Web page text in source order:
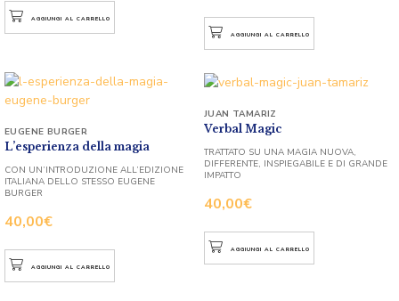
AGGIUNGI AL CARRELLO
AGGIUNGI AL CARRELLO
L’esperienza della magia
40,00€
EUGENE BURGER
CON UN’INTRODUZIONE ALL’EDIZIONE
ITALIANA DELLO STESSO EUGENE
BURGER
AGGIUNGI AL CARRELLO
Verbal Magic
40,00€
JUAN TAMARIZ
TRATTATO SU UNA MAGIA NUOVA,
DIFFERENTE, INSPIEGABILE E DI GRANDE
IMPATTO
AGGIUNGI AL CARRELLO